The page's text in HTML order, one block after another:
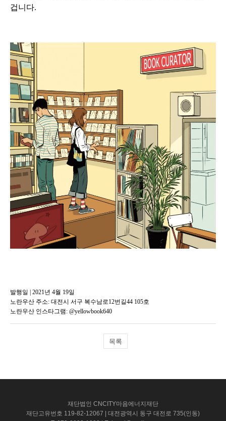
겁니다.
발행일 | 2021년 4월 19일
노란우산 주소: 대전시 서구 복수남로12번길44 105호
노란우산 인스타그램: @yellowbook640
목록
재단법인 CNCITY마음에너지재단
재단고유번호 119-82-12067 | 대전광역시 동구 대전로 735(인동)